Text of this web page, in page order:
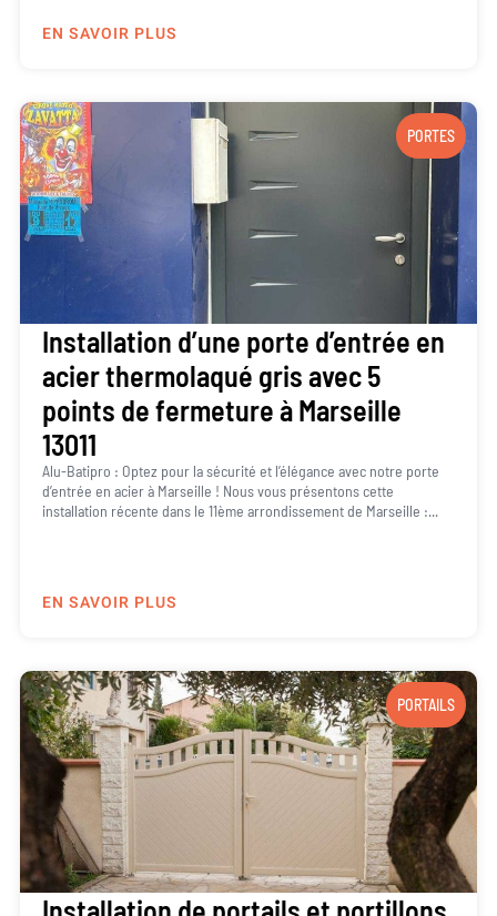
EN SAVOIR PLUS
PORTES
Installation d’une porte d’entrée en
acier thermolaqué gris avec 5
points de fermeture à Marseille
13011
Alu-Batipro : Optez pour la sécurité et l’élégance avec notre porte
d’entrée en acier à Marseille ! Nous vous présentons cette
installation récente dans le 11ème arrondissement de Marseille :...
EN SAVOIR PLUS
PORTAILS